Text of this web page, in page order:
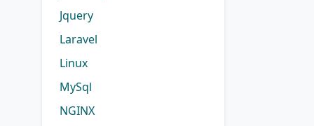
Jquery
Laravel
Linux
MySql
NGINX